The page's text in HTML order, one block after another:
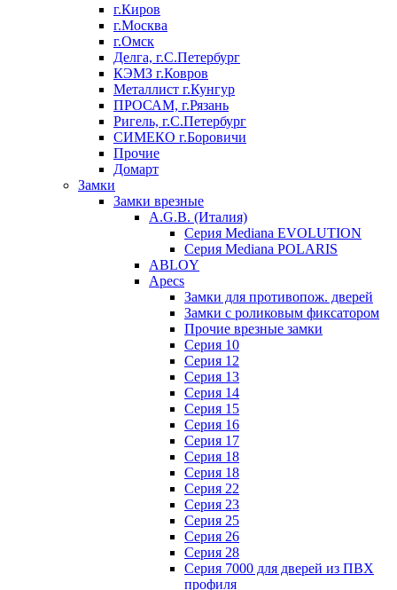
г.Киров
г.Москва
г.Омск
Делга, г.С.Петербург
КЭМЗ г.Ковров
Металлист г.Кунгур
ПРОСАМ, г.Рязань
Ригель, г.С.Петербург
СИМЕКО г.Боровичи
Прочие
Домарт
Замки
Замки врезные
A.G.B. (Италия)
Серия Mediana EVOLUTION
Серия Mediana POLARIS
ABLOY
Apecs
Замки для противопож. дверей
Замки с роликовым фиксатором
Прочие врезные замки
Серия 10
Серия 12
Серия 13
Серия 14
Серия 15
Серия 16
Серия 17
Серия 18
Серия 18
Серия 22
Серия 23
Серия 25
Серия 26
Серия 28
Серия 7000 для дверей из ПВХ
профиля